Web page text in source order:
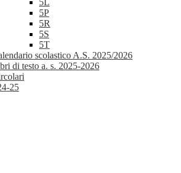
5L
5P
5R
5S
5T
scolastico A.S. 2025/2026
di testo a. s. 2025-2026
25